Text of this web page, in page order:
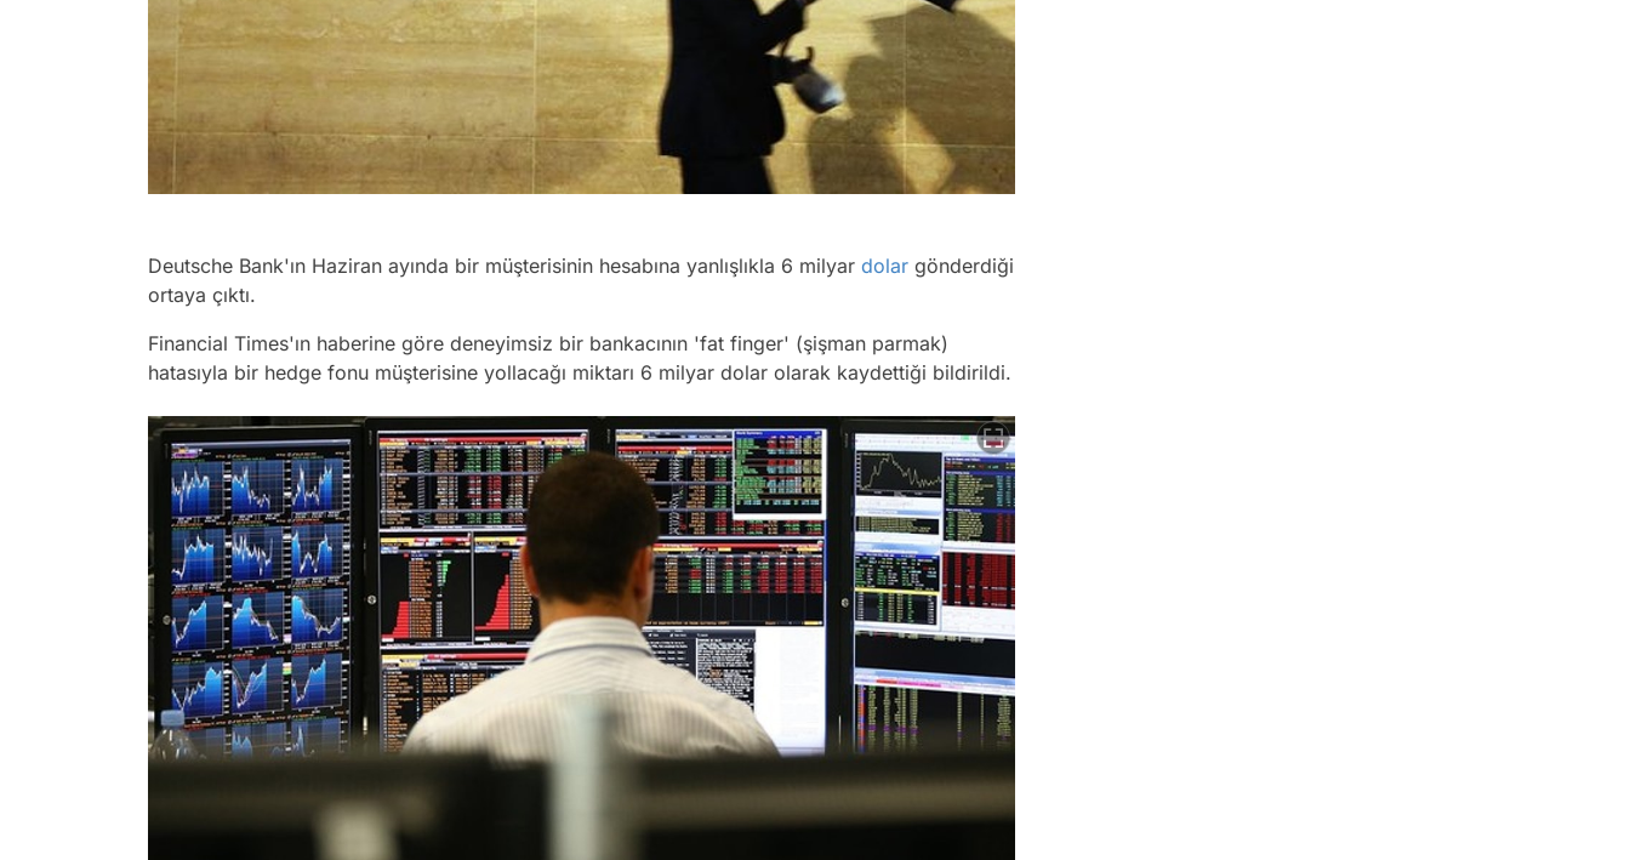
Deutsche Bank'ın Haziran ayında bir müşterisinin hesabına yanlışlıkla 6 milyar dolar gönderdiği
ortaya çıktı.
Financial Times'ın haberine göre deneyimsiz bir bankacının 'fat finger' (şişman parmak)
hatasıyla bir hedge fonu müşterisine yollacağı miktarı 6 milyar dolar olarak kaydettiği bildirildi.